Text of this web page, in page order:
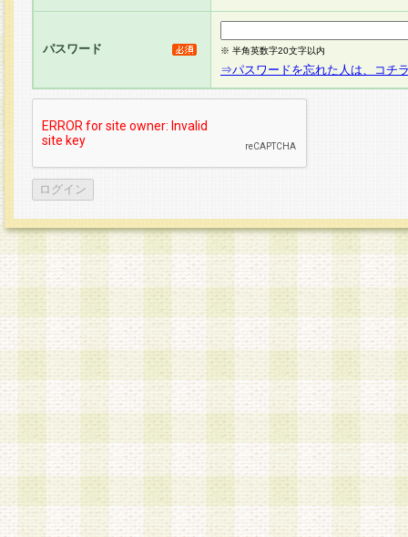
パスワード ※ 半角英数字20文字以内
⇒パスワードを忘れた人は、コチ